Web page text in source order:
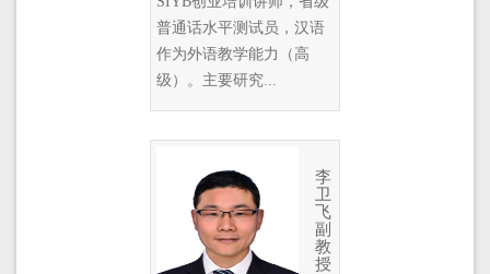
普通话水平测试员，汉语
作为外语教学能力（高
级）。主要研究...
李
卫
飞
副
教
授